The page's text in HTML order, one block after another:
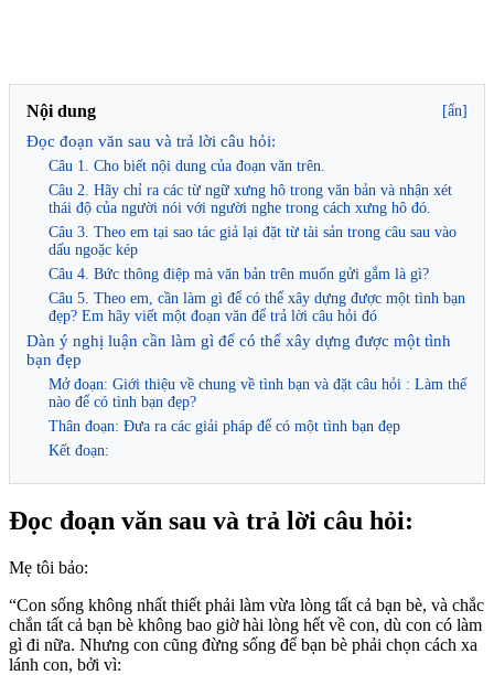
Nội dung [ẩn]
Đọc đoạn văn sau và trả lời câu hỏi:
Câu 1. Cho biết nội dung của đoạn văn trên.
Câu 2. Hãy chỉ ra các từ ngữ xưng hô trong văn bản và nhận xét
thái độ của người nói với người nghe trong cách xưng hô đó.
Câu 3. Theo em tại sao tác giả lại đặt từ tài sản trong câu sau vào
dấu ngoặc kép
Câu 4. Bức thông điệp mà văn bản trên muốn gửi gắm là gì?
Câu 5. Theo em, cần làm gì để có thể xây dựng được một tình bạn
đẹp? Em hãy viết một đoạn văn để trả lời câu hỏi đó
Dàn ý nghị luận cần làm gì để có thể xây dựng được một tình
bạn đẹp
Mở đoạn: Giới thiệu về chung về tình bạn và đặt câu hỏi : Làm thế
nào để có tình bạn đẹp?
Thân đoạn: Đưa ra các giải pháp để có một tình bạn đẹp
Kết đoạn:
Đọc đoạn văn sau và trả lời câu hỏi:
Mẹ tôi bảo:
“Con sống không nhất thiết phải làm vừa lòng tất cả bạn bè, và chắc
chắn tất cả bạn bè không bao giờ hài lòng hết về con, dù con có làm
gì đi nữa. Nhưng con cũng đừng sống để bạn bè phải chọn cách xa
lánh con, bởi vì: